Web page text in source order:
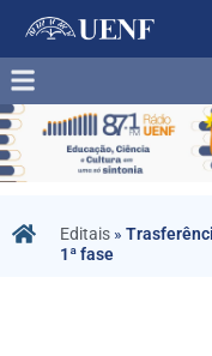
Editais »
1ª fase